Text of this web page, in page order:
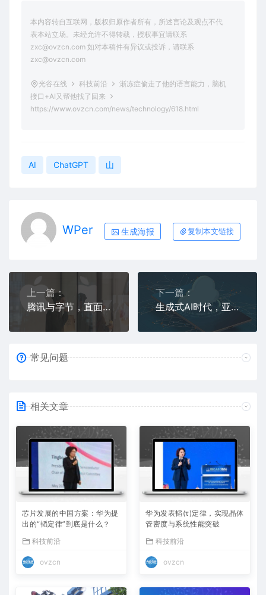
本内容转自互联网，版权归原作者所有，所述言论及观点不代
表本站立场。未经允许不得转载，授权事宜请联系
zxc@ovzcn.com 如对本稿件有异议或投诉，请联系
zxc@ovzcn.com
光谷在线 科技前沿
渐冻症偷走了他的语言能力，脑机
接口+AI又帮他找了回来
https://www.ovzcn.com/news/technology/618.html
AI ChatGPT 山
WPer 生成海报 复制本文链接
上一篇：
腾讯与字节，直面“苹果税”
下一篇：
生成式AI时代，亚马逊云科技、华为云们为何都重构了云？
常见问题
相关文章
芯片发展的中国方案：华为提
出的“韬定律”到底是什么？
科技前沿
ovzcn
华为发表韬(τ)定律，实现晶体
管密度与系统性能突破
科技前沿
ovzcn